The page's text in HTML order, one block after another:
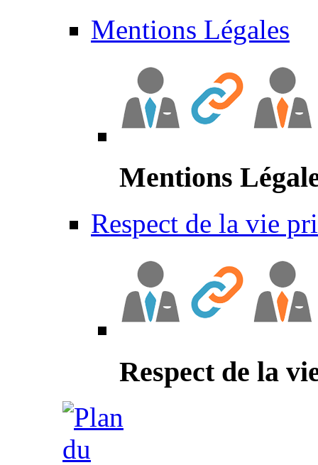
Mentions Légales
Mentions
Respect de la vie
Respect de la